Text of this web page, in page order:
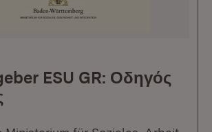
ESU GR: Οδηγός